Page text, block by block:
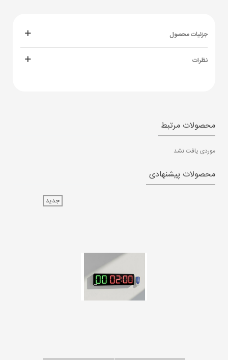
جزئیات محصول
نظرات
محصولات مرتبط
موردی یافت نشد
محصولات پیشنهادی
جدید